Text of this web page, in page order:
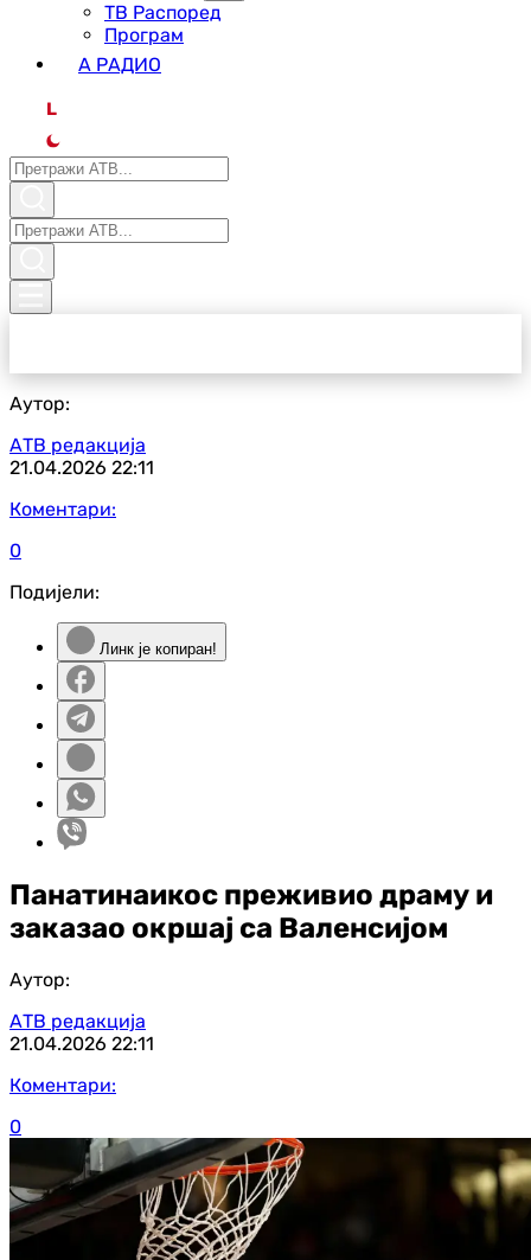
ТВ Распоред
Програм
А РАДИО
L
Аутор:
АТВ редакција
21.04.2026 22:11
Коментари:
0
Подијели:
Линк је копиран!
Панатинаикос преживио драму и
заказао окршај са Валенсијом
Аутор:
АТВ редакција
21.04.2026 22:11
Коментари:
0